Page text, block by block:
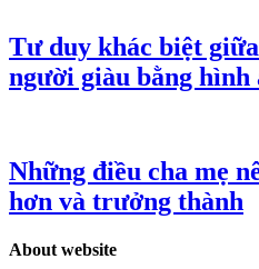
Tư duy khác biệt
người giàu bằng hình
Những điều cha mẹ
hơn và trưởng thành
About website